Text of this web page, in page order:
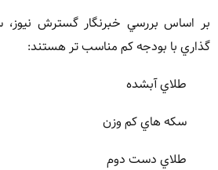
بر اساس بررسي خبرنگار گسترش نيوز،
گذاري با بودجه کم مناسب تر هستند:
طلاي آبشده
سکه هاي کم وزن
طلاي دست دوم